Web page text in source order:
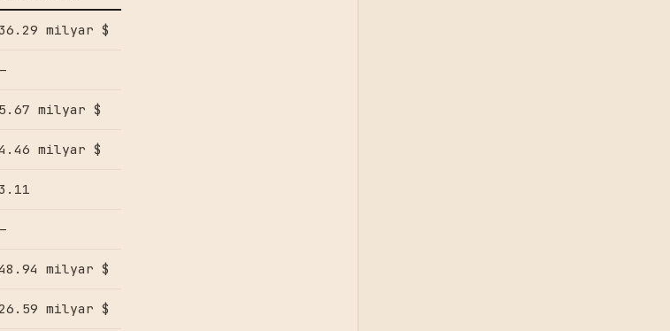
milyar $
5.67 milyar $
milyar $
milyar $
milyar $